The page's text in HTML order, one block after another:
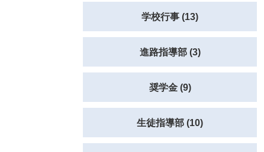
学校行事 (13)
進路指導部 (3)
奨学金 (9)
生徒指導部 (10)